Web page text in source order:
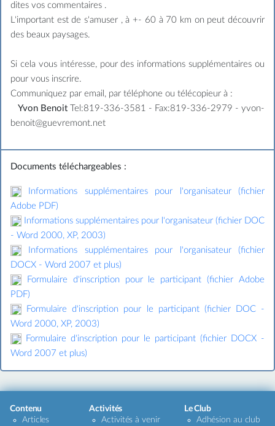
dites vos commentaires .
L'important est de s'amuser , à +- 60 à 70 km on peut découvrir
des beaux paysages.
Si cela vous intéresse, pour des informations supplémentaires ou
pour vous inscrire.
Communiquez par email, par téléphone ou télécopieur à :
Yvon Benoit Tel:819-336-3581 - Fax:819-336-2979 - yvon-
benoit@guevremont.net
Documents téléchargeables :
Informations supplémentaires pour l'organisateur (fichier
Adobe PDF)
Informations supplémentaires pour l'organisateur (fichier DOC
- Word 2000, XP, 2003)
Informations supplémentaires pour l'organisateur (fichier
DOCX - Word 2007 et plus)
Formulaire d'inscription pour le participant (fichier Adobe
PDF)
Formulaire d'inscription pour le participant (fichier DOC -
Word 2000, XP, 2003)
Formulaire d'inscription pour le participant (fichier DOCX -
Word 2007 et plus)
Contenu
Articles
Activités
Activités à venir
Le Club
Adhésion au club